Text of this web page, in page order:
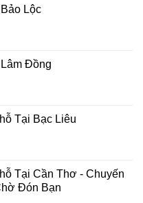
Lộc
Đồng
Tại Bạc Liêu
Tại Cần Thơ - Chuyến
Đón Bạn